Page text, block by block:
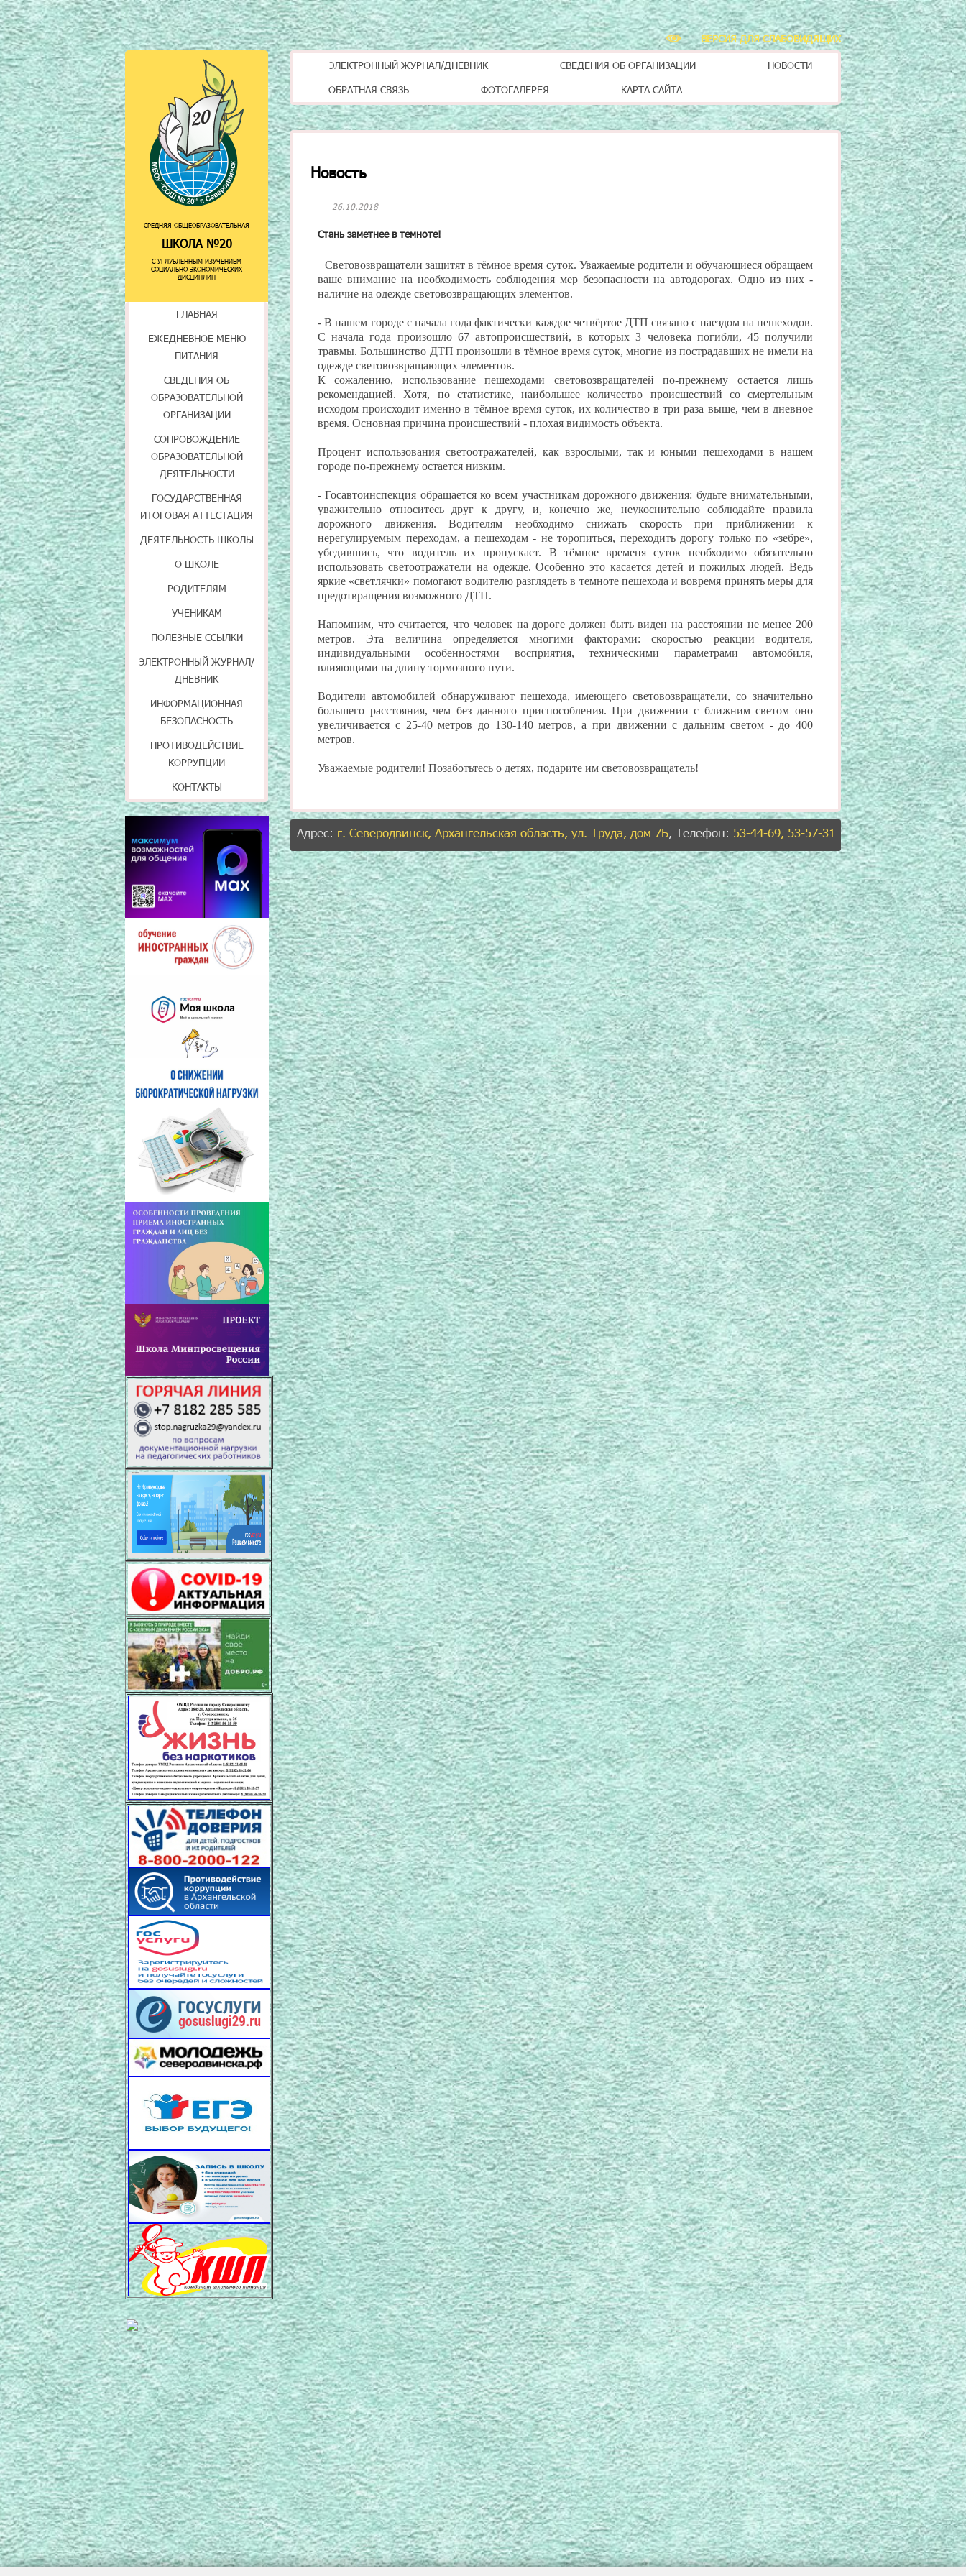
ВЕРСИЯ ДЛЯ СЛАБОВИДЯЩИХ
СРЕДНЯЯ ОБЩЕОБРАЗОВАТЕЛЬНАЯ
ШКОЛА №20
С УГЛУБЛЕННЫМ ИЗУЧЕНИЕМ
СОЦИАЛЬНО-ЭКОНОМИЧЕСКИХ
ДИСЦИПЛИН
ГЛАВНАЯ
ЕЖЕДНЕВНОЕ МЕНЮ
ПИТАНИЯ
СВЕДЕНИЯ ОБ
ОБРАЗОВАТЕЛЬНОЙ
ОРГАНИЗАЦИИ
СОПРОВОЖДЕНИЕ
ОБРАЗОВАТЕЛЬНОЙ
ДЕЯТЕЛЬНОСТИ
ГОСУДАРСТВЕННАЯ
ИТОГОВАЯ АТТЕСТАЦИЯ
ДЕЯТЕЛЬНОСТЬ ШКОЛЫ
О ШКОЛЕ
РОДИТЕЛЯМ
УЧЕНИКАМ
ПОЛЕЗНЫЕ ССЫЛКИ
ЭЛЕКТРОННЫЙ ЖУРНАЛ/
ДНЕВНИК
ИНФОРМАЦИОННАЯ
БЕЗОПАСНОСТЬ
ПРОТИВОДЕЙСТВИЕ
КОРРУПЦИИ
КОНТАКТЫ
ЭЛЕКТРОННЫЙ ЖУРНАЛ/ДНЕВНИК СВЕДЕНИЯ ОБ ОРГАНИЗАЦИИ
НОВОСТИ
ОБРАТНАЯ СВЯЗЬ
ФОТОГАЛЕРЕЯ КАРТА САЙТА
Новость
26.10.2018
Стань заметнее в темноте!
Световозвращатели защитят в тёмное время суток. Уважаемые родители и обучающиеся обращаем
ваше внимание на необходимость соблюдения мер безопасности на автодорогах. Одно из них -
наличие на одежде световозвращающих элементов.
- В нашем городе с начала года фактически каждое четвёртое ДТП связано с наездом на пешеходов.
С начала года произошло 67 автопроисшествий, в которых 3 человека погибли, 45 получили
травмы. Большинство ДТП произошли в тёмное время суток, многие из пострадавших не имели на
одежде световозвращающих элементов.
К сожалению, использование пешеходами световозвращателей по-прежнему остается лишь
рекомендацией. Хотя, по статистике, наибольшее количество происшествий со смертельным
исходом происходит именно в тёмное время суток, их количество в три раза выше, чем в дневное
время. Основная причина происшествий - плохая видимость объекта.
Процент использования светоотражателей, как взрослыми, так и юными пешеходами в нашем
городе по-прежнему остается низким.
- Госавтоинспекция обращается ко всем участникам дорожного движения: будьте внимательными,
уважительно относитесь друг к другу, и, конечно же, неукоснительно соблюдайте правила
дорожного движения. Водителям необходимо снижать скорость при приближении к
нерегулируемым переходам, а пешеходам - не торопиться, переходить дорогу только по «зебре»,
убедившись, что водитель их пропускает. В тёмное временя суток необходимо обязательно
использовать светоотражатели на одежде. Особенно это касается детей и пожилых людей. Ведь
яркие «светлячки» помогают водителю разглядеть в темноте пешехода и вовремя принять меры для
предотвращения возможного ДТП.
Напомним, что считается, что человек на дороге должен быть виден на расстоянии не менее 200
метров. Эта величина определяется многими факторами: скоростью реакции водителя,
индивидуальными особенностями восприятия, техническими параметрами автомобиля,
влияющими на длину тормозного пути.
Водители автомобилей обнаруживают пешехода, имеющего световозвращатели, со значительно
большего расстояния, чем без данного приспособления. При движении с ближним светом оно
увеличивается с 25-40 метров до 130-140 метров, а при движении с дальним светом - до 400
метров.
Уважаемые родители! Позаботьтесь о детях, подарите им световозвращатель!
Адрес: г. Северодвинск, Архангельская область, ул. Труда, дом 7Б, Телефон: 53-44-69, 53-57-31